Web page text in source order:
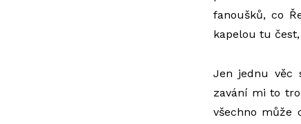
fanoušků, co
kapelou tu
Jen jednu věc
zavání mi to
všechno může